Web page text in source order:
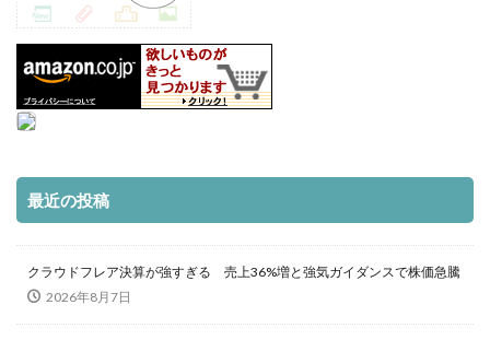
最近の投稿
クラウドフレア決算が強すぎる 売上36%増と強気ガイダンスで株価急騰
2026年8月7日